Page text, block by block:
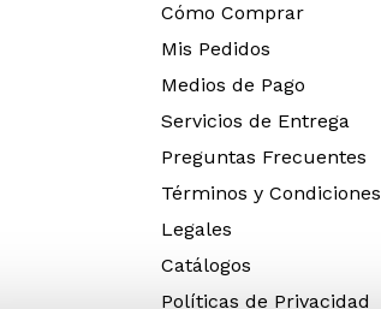
Cómo Comprar
Mis Pedidos
Medios de Pago
Servicios de Entrega
Preguntas Frecuentes
Términos y Condiciones
Legales
Catálogos
Políticas de Privacidad